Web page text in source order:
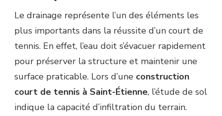
Le drainage représente l’un des éléments les
plus importants dans la réussite d’un court de
tennis. En effet, l’eau doit s’évacuer rapidement
pour préserver la structure et maintenir une
surface praticable. Lors d’une construction
court de tennis à Saint-Étienne, l’étude de sol
indique la capacité d’infiltration du terrain.